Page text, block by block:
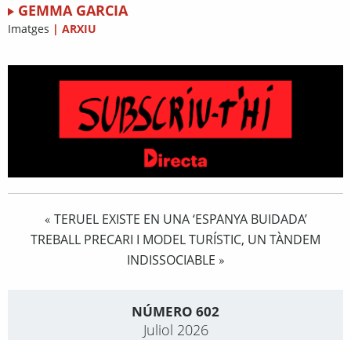
GEMMA GARCIA
Imatges | ARXIU
« TERUEL EXISTE EN UNA ‘ESPANYA BUIDADA’
TREBALL PRECARI I MODEL TURÍSTIC, UN TÀNDEM
INDISSOCIABLE »
NÚMERO 602
Juliol 2026